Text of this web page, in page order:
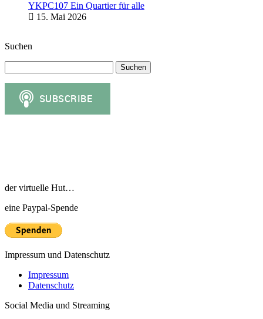
YKPC107 Ein Quartier für alle
15. Mai 2026
Suchen
nach:
der virtuelle Hut…
eine Paypal-Spende
Impressum und Datenschutz
Impressum
Datenschutz
Social Media und Streaming